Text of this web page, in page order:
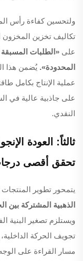
ولتحسين كفاءة رأس
على «الطلبات
المحدودة». يُضمن هذا
عملية الإنتاج بكامل
على جاذبية عالية في
النقدي.
ثالثاً: العودة
تحقق أقصى
يتمحور تطوير المنتجات في عام ٢٠٢٦ حول
الذهبية المشتركة بين
ويستلزم تصغير البنية
تجويف الحركة
مسار القراءة على